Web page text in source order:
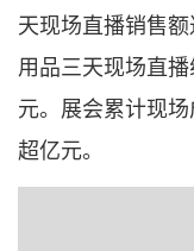
天现场直播销售
用品三天现场直
元。展会累计现
超亿元。